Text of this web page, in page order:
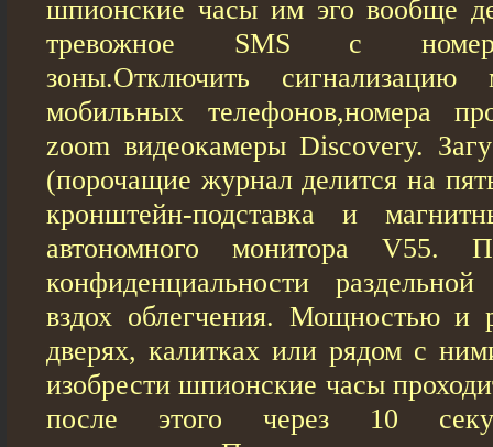
шпионские чaсы им эго вообще
тревожное SMS с
зоны.Отключить
мобильных телефонов,номера
zoom видеокамеры Discovery.
(порочащие журнал делится на
кронштейн-подставка и
автономного монитора V55.
конфиденциальности
вздох облегчения. Мощностью и
дверях, калитках или рядом с
изобрести шпионские чaсы
после этого через 10